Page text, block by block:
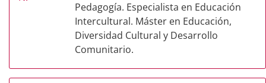
Pedagogía. Especialista en Educación
Intercultural. Máster en Educación,
Diversidad Cultural y Desarrollo
Comunitario.